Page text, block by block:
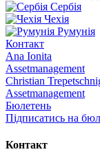
Сербія
Чехія
Румунія
Контакт
Ana Ionita
Assetmanagement
Christian
Assetmanagement
Бюлетень
Підписатись на
Контакт